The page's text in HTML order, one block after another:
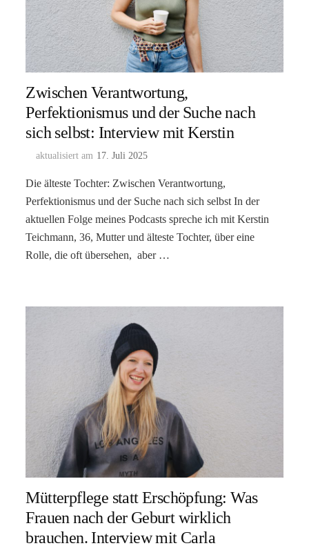
Zwischen Verantwortung,
Perfektionismus und der Suche nach
sich selbst: Interview mit Kerstin
aktualisiert am 17. Juli 2025
Die älteste Tochter: Zwischen Verantwortung,
Perfektionismus und der Suche nach sich selbst In der
aktuellen Folge meines Podcasts spreche ich mit Kerstin
Teichmann, 36, Mutter und älteste Tochter, über eine
Rolle, die oft übersehen, aber …
Mütterpflege statt Erschöpfung: Was
Frauen nach der Geburt wirklich
brauchen. Interview mit Carla